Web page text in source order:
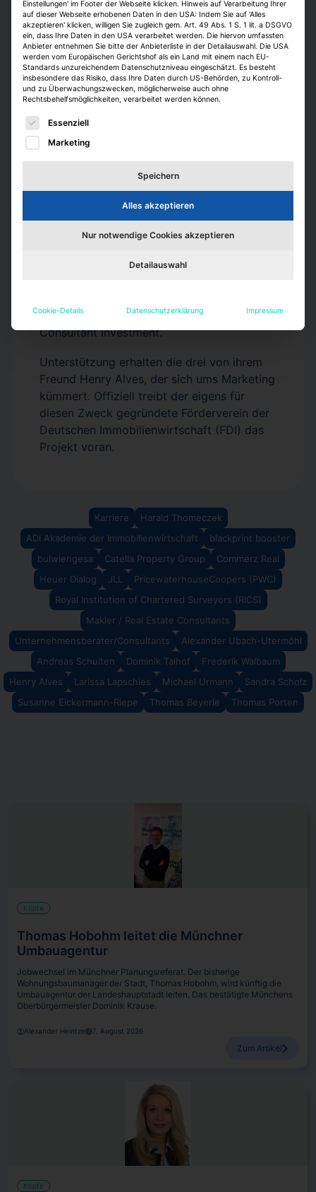
Veranstalter Heuer Dialog, eine Tochter der
IZ, wird die Preisverleihung am 23. April
2021 in Berlin organisieren. Diese soll, der
Altersklasse entsprechend, nicht so steif
wie manches andere Branchenevent,
sondern in lockerer Partyatmosphäre über
die Bühne gehen.
Die Initiatoren kommen übrigens aus der
Welt der Berater, alle mit JLL-Vergangenheit
bzw. -Gegenwart. Frederik Walbaum
ausgewählten Köpfen bestückten
Talentprogramm von JLL. Heute ist er
Dominik Talhof leitet das
Niederlassung des Maklerhauses Senior
Consultant Investment.
Unterstützung erhalten die drei von ihrem
Freund Henry Alves, der sich ums Marketing
kümmert. Offiziell treibt der eigens für
diesen Zweck gegründete Förderverein der
Deutschen Immobilienwirtschaft (FDI) das
Projekt voran.
Karriere
Harald Thomeczek
ADI Akademie der Immobilienwirtschaft
blackprint booster
bulwiengesa
Catella Property Group
Commerz Real
Heuer Dialog
JLL
PricewaterhouseCoopers (PWC)
Royal Institution of Chartered Surveyors (RICS)
Makler / Real Estate Consultants
Unternehmensberater/Consultants
Alexander Ubach-Utermöhl
Andreas Schulten
Dominik Talhof
Frederik Walbaum
Henry Alves
Larissa Lapschies Michael Urmann
Sandra Scholz
Susanne Eickermann-Riepe
Thomas Beyerle Thomas Porten
Köpfe
Thomas Hobohm leitet die Münchner
Umbauagentur
Jobwechsel im Münchner Planungsreferat. Der bisherige
Wohnungsbaumanager der Stadt, Thomas Hobohm, wird künftig die
Umbauagentur der Landeshauptstadt leiten. Das bestätigte Münchens
Oberbürgermeister Dominik Krause.
Alexander Heintze 7. August 2026
Zum Artikel
Köpfe
Einstellungen' im Footer der Webseite klicken. Hinweis auf Verarbeitung Ihrer
auf dieser Webseite erhobenen Daten in den USA: Indem Sie auf 'Alles
akzeptieren' klicken, willigen Sie zugleich gem. Art. 49 Abs. 1 S. 1 lit. a DSGVO
ein, dass Ihre Daten in den USA verarbeitet werden. Die hiervon umfassten
Anbieter entnehmen Sie bitte der Anbieterliste in der Detailauswahl. Die USA
werden vom Europäischen Gerichtshof als ein Land mit einem nach EU-
Standards unzureichendem Datenschutzniveau eingeschätzt. Es besteht
insbesondere das Risiko, dass Ihre Daten durch US-Behörden, zu Kontroll-
und zu Überwachungszwecken, möglicherweise auch ohne
Rechtsbehelfsmöglichkeiten, verarbeitet werden können.
Es folgt eine Liste der Service-Gruppen, für die eine
Essenziell
Marketing
Speichern
Alles akzeptieren
Nur notwendige Cookies akzeptieren
Detailauswahl
Cookie-Details Datenschutzerklärung Impressum